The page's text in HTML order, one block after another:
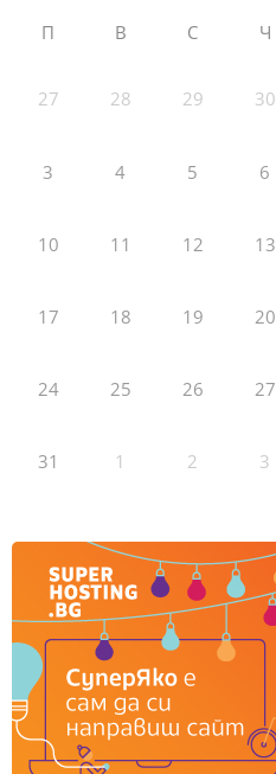
П В С Ч
27 28 29 30
3 4 5 6
10 11 12 13
17 18 19 20
24 25 26 27
31 1 2 3